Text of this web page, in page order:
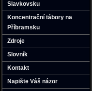
Slavkovsku
Koncentrační tábory na
Příbramsku
Zdroje
Slovník
Kontakt
Napište Váš názor